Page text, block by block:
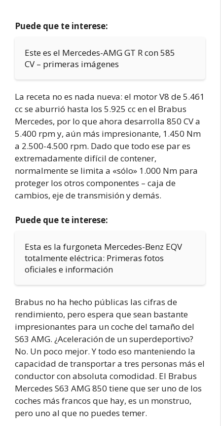
Puede que te interese:
Este es el Mercedes-AMG GT R con 585
CV – primeras imágenes
La receta no es nada nueva: el motor V8 de 5.461
cc se aburrió hasta los 5.925 cc en el Brabus
Mercedes, por lo que ahora desarrolla 850 CV a
5.400 rpm y, aún más impresionante, 1.450 Nm
a 2.500-4.500 rpm. Dado que todo ese par es
extremadamente difícil de contener,
normalmente se limita a «sólo» 1.000 Nm para
proteger los otros componentes – caja de
cambios, eje de transmisión y demás.
Puede que te interese:
Esta es la furgoneta Mercedes-Benz EQV
totalmente eléctrica: Primeras fotos
oficiales e información
Brabus no ha hecho públicas las cifras de
rendimiento, pero espera que sean bastante
impresionantes para un coche del tamaño del
S63 AMG. ¿Aceleración de un superdeportivo?
No. Un poco mejor. Y todo eso manteniendo la
capacidad de transportar a tres personas más el
conductor con absoluta comodidad. El Brabus
Mercedes S63 AMG 850 tiene que ser uno de los
coches más francos que hay, es un monstruo,
pero uno al que no puedes temer.